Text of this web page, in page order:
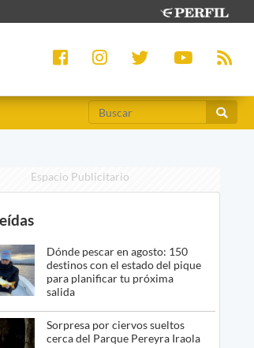
Espacio Publicitario
Dónde pescar en agosto: 150
destinos con el estado del pique
para planificar tu próxima
salida
Sorpresa por ciervos sueltos
cerca del Parque Pereyra Iraola